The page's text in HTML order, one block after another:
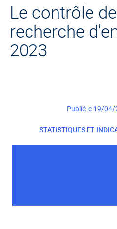
Le contrôle
recherche
2023
Publié le 19/04/
STATISTIQUES ET